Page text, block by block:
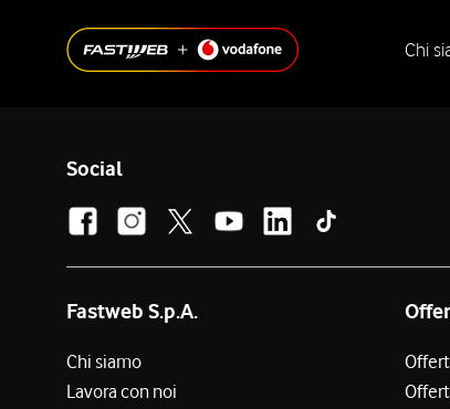
Chi
Social
Fastweb S.p.A.
Chi siamo
Lavora con noi